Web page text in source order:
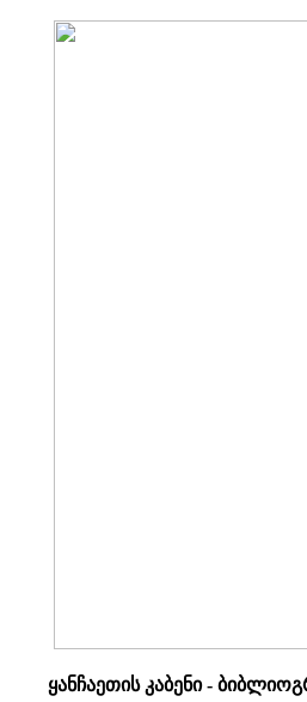
ყანჩაეთის კაბენი -